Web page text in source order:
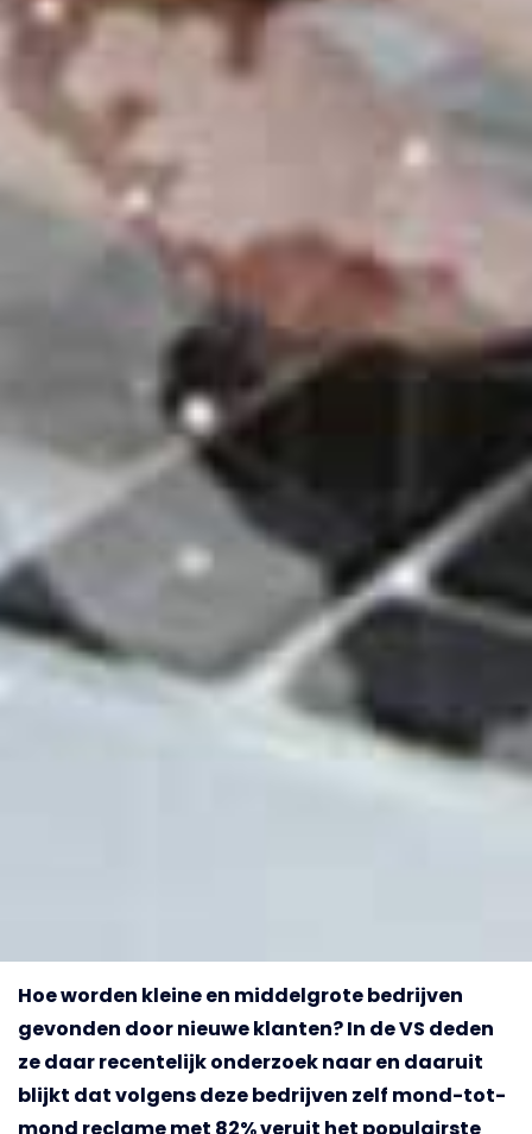
Hoe worden kleine en middelgrote bedrijven
gevonden door nieuwe klanten? In de VS deden
ze daar recentelijk onderzoek naar en daaruit
blijkt dat volgens deze bedrijven zelf mond-tot-
mond reclame met 82% veruit het populairste